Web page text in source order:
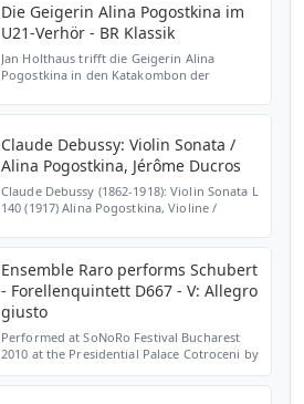
Die Geigerin Alina Pogostkina im
U21-Verhör - BR Klassik
Jan Holthaus trifft die Geigerin Alina
Pogostkina in den Katakombon der
Claude Debussy: Violin Sonata /
Alina Pogostkina, Jérôme Ducros
Claude Debussy (1862-1918): Violin Sonata L
140 (1917) Alina Pogostkina, Violine /
Ensemble Raro performs Schubert
- Forellenquintett D667 - V: Allegro
giusto
Performed at SoNoRo Festival Bucharest
2010 at the Presidential Palace Cotroceni by